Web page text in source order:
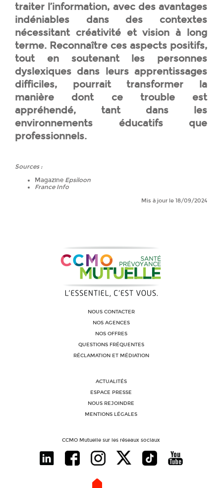
traiter l’information, avec des avantages
indéniables dans des contextes
nécessitant créativité et vision à long
terme. Reconnaître ces aspects positifs,
tout en soutenant les personnes
dyslexiques dans leurs apprentissages
difficiles, pourrait transformer la
manière dont ce trouble est
appréhendé, tant dans les
environnements éducatifs que
professionnels.
Sources :
Magazine Epsiloon
France Info
Mis à jour le 18/09/2024
NOUS CONTACTER
NOS AGENCES
NOS OFFRES
QUESTIONS FRÉQUENTES
RÉCLAMATION ET MÉDIATION
ACTUALITÉS
ESPACE PRESSE
NOUS REJOINDRE
MENTIONS LÉGALES
CCMO Mutuelle sur les réseaux sociaux